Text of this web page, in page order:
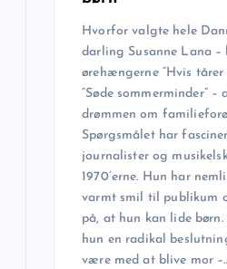
Hvorfor valgte hele
darling Susanne Lana –
ørehængerne “Hvis tårer
“Søde sommerminder”
drømmen om
Spørgsmålet har
journalister og
1970’erne. Hun har
varmt smil til publikum
på, at hun kan lide
hun en radikal
være med at blive mor